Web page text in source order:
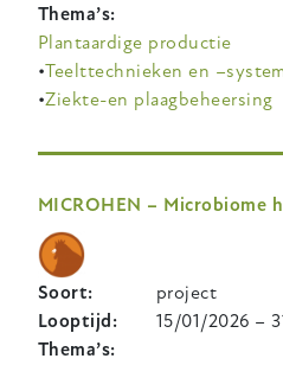
Thema’s
Plantaardige productie
Teelttechnieken en
Ziekte-en plaagbeheersing
MICROHEN – Microbiome
Soort
project
Looptijd
15/01/2026 –
Thema’s